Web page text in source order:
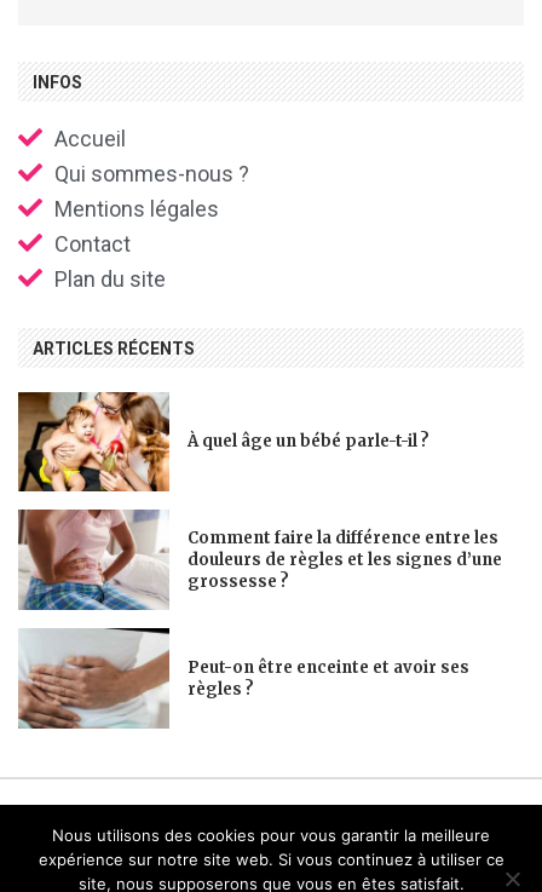
INFOS
Accueil
Qui sommes-nous ?
Mentions légales
Contact
Plan du site
ARTICLES RÉCENTS
À quel âge un bébé parle-t-il ?
Comment faire la différence entre les
douleurs de règles et les signes d’une
grossesse ?
Peut-on être enceinte et avoir ses
règles ?
Nous utilisons des cookies pour vous garantir la meilleure
expérience sur notre site web. Si vous continuez à utiliser ce
site, nous supposerons que vous en êtes satisfait.